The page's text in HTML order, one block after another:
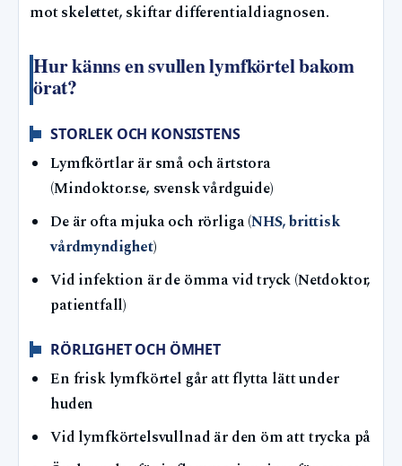
mot skelettet, skiftar differentialdiagnosen.
Hur känns en svullen lymfkörtel bakom
örat?
STORLEK OCH KONSISTENS
Lymfkörtlar är små och ärtstora
(Mindoktor.se, svensk vårdguide)
De är ofta mjuka och rörliga (NHS, brittisk
vårdmyndighet)
Vid infektion är de ömma vid tryck (Netdoktor,
patientfall)
RÖRLIGHET OCH ÖMHET
En frisk lymfkörtel går att flytta lätt under
huden
Vid lymfkörtelsvullnad är den öm att trycka på